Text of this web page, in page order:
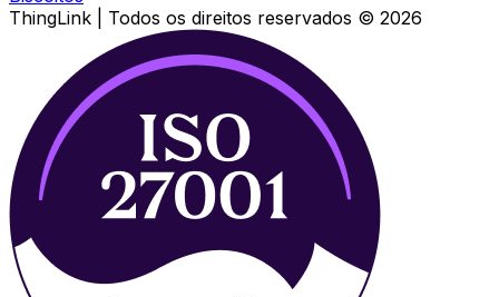
ThingLink | Todos os direitos reservados © 2026